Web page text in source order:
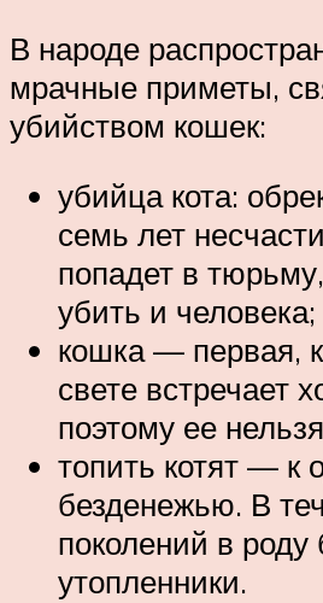
В народе
мрачные приметы,
убийством кошек:
убийца кота:
семь лет
попадет в
убить и человека;
кошка — первая,
свете встречает
поэтому ее
топить котят — к
безденежью. В
поколений в роду
утопленники.